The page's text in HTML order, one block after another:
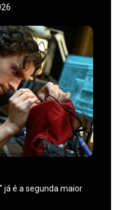
já é a segunda maior